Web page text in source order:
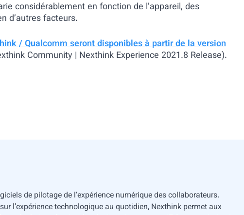
considérablement en fonction de l’appareil, des
d’autres facteurs.
/ Qualcomm seront disponibles à partir de la version
Community | Nexthink Experience 2021.8 Release).
de pilotage de l’expérience numérique des collaborateurs.
l’expérience technologique au quotidien, Nexthink permet aux